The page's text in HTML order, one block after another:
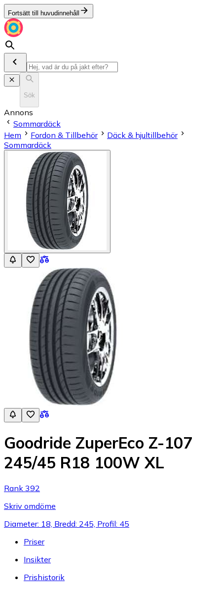
Fortsätt till huvudinnehåll
Sök
Annons
Sommardäck
Hem
Fordon & Tillbehör
Däck & hjultillbehör
Sommardäck
Goodride ZuperEco Z-107
245/45 R18 100W XL
Rank 392
Skriv omdöme
Diameter: 18, Bredd: 245, Profil: 45
Priser
Insikter
Prishistorik